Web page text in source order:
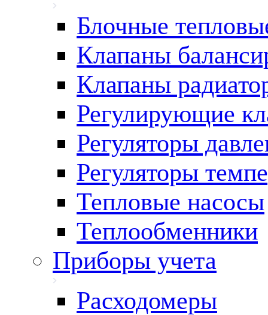
Блочные
Клапаны
Клапаны
Регулирующие
Регуляторы
Регуляторы
Тепловые насосы
Теплообменники
Приборы учета
Расходомеры